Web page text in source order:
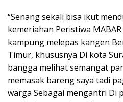
“Senang sekali bisa ikut
kemeriahan Peristiwa
kampung melepas kangen
Timur, khususnya Di kota
bangga melihat semangat
memasak bareng saya tadi
warga Sebagai mengantri Di